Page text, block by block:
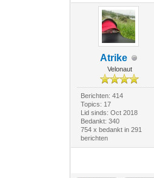
Atrike
Velonaut
Berichten: 414
Topics: 17
Lid sinds: Oct 2018
Bedankt: 340
754 x bedankt in 291
berichten